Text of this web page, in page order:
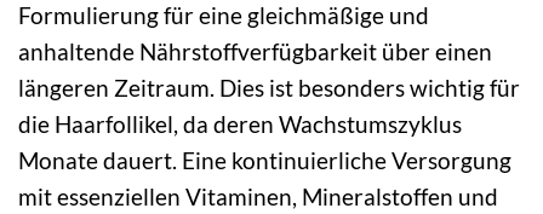
Formulierung für eine gleichmäßige und
anhaltende Nährstoffverfügbarkeit über einen
längeren Zeitraum. Dies ist besonders wichtig für
die Haarfollikel, da deren Wachstumszyklus
Monate dauert. Eine kontinuierliche Versorgung
mit essenziellen Vitaminen, Mineralstoffen und